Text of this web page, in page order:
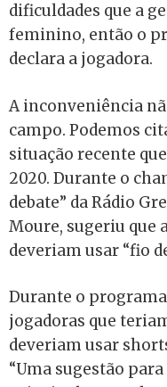
dificuldades que a
feminino, então o
declara a jogadora.
A inconveniência
campo. Podemos
situação recente
2020. Durante o
debate” da Rádio
Moure, sugeriu que
deveriam usar “fio
Durante o
jogadoras que
deveriam usar
“Uma sugestão